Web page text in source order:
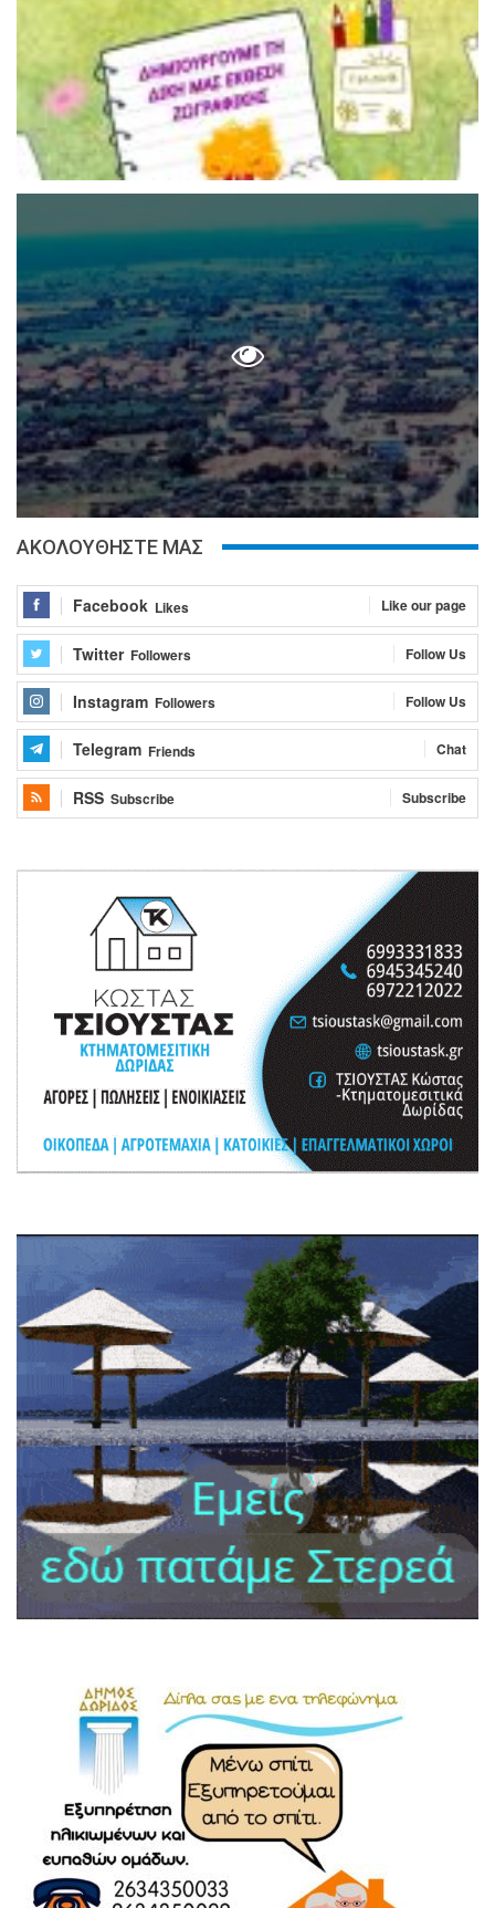
ΑΚΟΛΟΥΘΗΣΤΕ ΜΑΣ
Facebook Likes Like our page
Twitter Followers Follow Us
Instagram Followers Follow Us
Telegram Friends Chat
RSS Subscribe Subscribe